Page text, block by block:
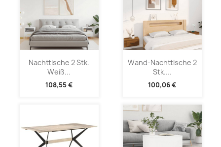
Nachttische 2 Stk.
Weiß...
108,55 €
Wand-Nachttische 2
Stk....
100,06 €